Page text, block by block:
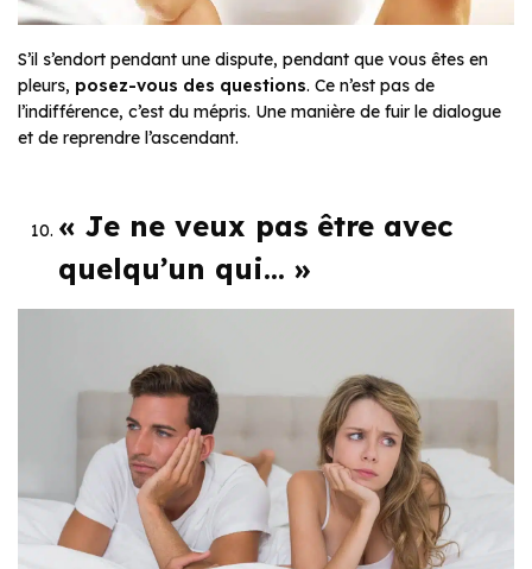
S’il s’endort pendant une dispute, pendant que vous êtes en
pleurs, posez-vous des questions. Ce n’est pas de
l’indifférence, c’est du mépris. Une manière de fuir le dialogue
et de reprendre l’ascendant.
« Je ne veux pas être avec
quelqu’un qui… »